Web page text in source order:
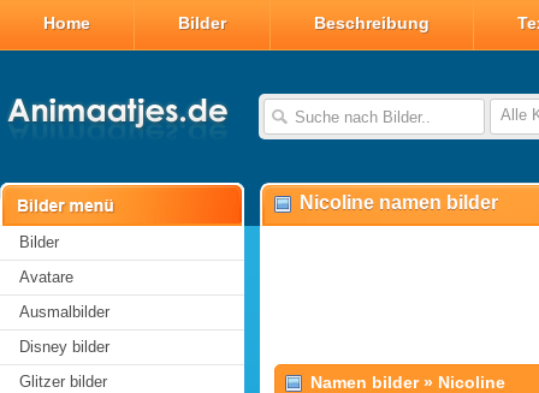
Home Bilder Beschreibung
Alle
Bilder
Avatare
Ausmalbilder
Disney bilder
Glitzer bilder
Nicoline namen bilder
Namen bilder» Nicoline